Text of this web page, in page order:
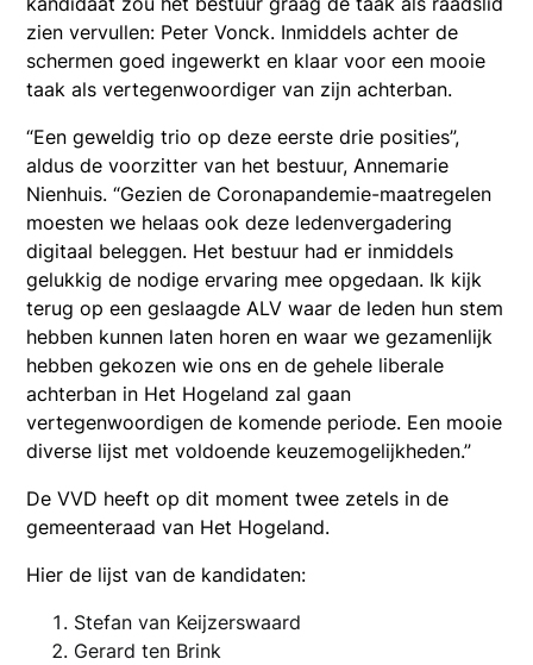
zien vervullen: Peter Vonck. Inmiddels achter de
schermen goed ingewerkt en klaar voor een mooie
taak als vertegenwoordiger van zijn achterban.
“Een geweldig trio op deze eerste drie posities”,
aldus de voorzitter van het bestuur, Annemarie
Nienhuis. “Gezien de Coronapandemie-maatregelen
moesten we helaas ook deze ledenvergadering
digitaal beleggen. Het bestuur had er inmiddels
gelukkig de nodige ervaring mee opgedaan. Ik kijk
terug op een geslaagde ALV waar de leden hun stem
hebben kunnen laten horen en waar we gezamenlijk
hebben gekozen wie ons en de gehele liberale
achterban in Het Hogeland zal gaan
vertegenwoordigen de komende periode. Een mooie
diverse lijst met voldoende keuzemogelijkheden.”
De VVD heeft op dit moment twee zetels in de
gemeenteraad van Het Hogeland.
Hier de lijst van de kandidaten:
Stefan van Keijzerswaard
Gerard ten Brink